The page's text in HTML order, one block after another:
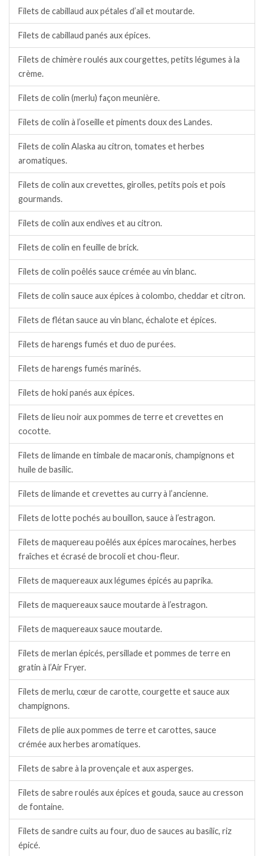
Filets de cabillaud aux pétales d’ail et moutarde.
Filets de cabillaud panés aux épices.
Filets de chimère roulés aux courgettes, petits légumes à la
crème.
Filets de colin (merlu) façon meunière.
Filets de colin à l’oseille et piments doux des Landes.
Filets de colin Alaska au citron, tomates et herbes
aromatiques.
Filets de colin aux crevettes, girolles, petits pois et pois
gourmands.
Filets de colin aux endives et au citron.
Filets de colin en feuille de brick.
Filets de colin poêlés sauce crémée au vin blanc.
Filets de colin sauce aux épices à colombo, cheddar et citron.
Filets de flétan sauce au vin blanc, échalote et épices.
Filets de harengs fumés et duo de purées.
Filets de harengs fumés marinés.
Filets de hoki panés aux épices.
Filets de lieu noir aux pommes de terre et crevettes en
cocotte.
Filets de limande en timbale de macaronis, champignons et
huile de basilic.
Filets de limande et crevettes au curry à l’ancienne.
Filets de lotte pochés au bouillon, sauce à l’estragon.
Filets de maquereau poêlés aux épices marocaines, herbes
fraîches et écrasé de brocoli et chou-fleur.
Filets de maquereaux aux légumes épicés au paprika.
Filets de maquereaux sauce moutarde à l’estragon.
Filets de maquereaux sauce moutarde.
Filets de merlan épicés, persillade et pommes de terre en
gratin à l’Air Fryer.
Filets de merlu, cœur de carotte, courgette et sauce aux
champignons.
Filets de plie aux pommes de terre et carottes, sauce
crémée aux herbes aromatiques.
Filets de sabre à la provençale et aux asperges.
Filets de sabre roulés aux épices et gouda, sauce au cresson
de fontaine.
Filets de sandre cuits au four, duo de sauces au basilic, riz
épicé.